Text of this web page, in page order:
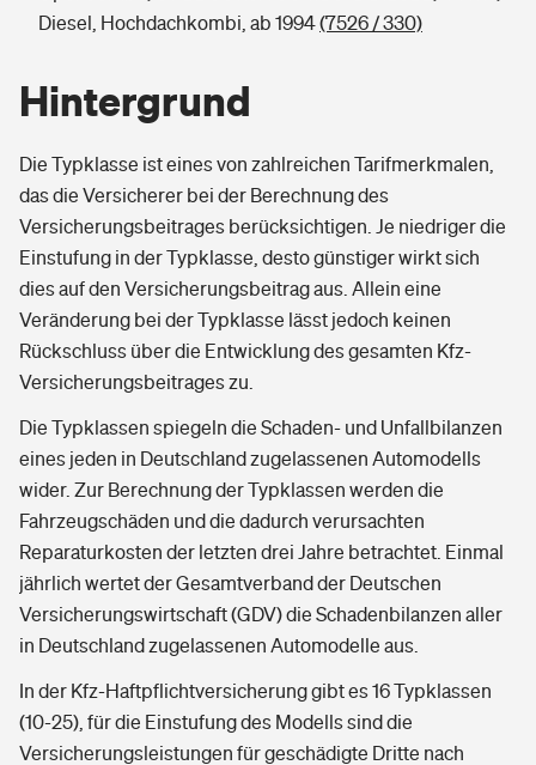
Diesel, Hochdachkombi, ab 1994(7526 / 330)
Hintergrund
Die Typklasse ist eines von zahlreichen Tarifmerkmalen,
das die Versicherer bei der Berechnung des
Versicherungsbeitrages berücksichtigen. Je niedriger die
Einstufung in der Typklasse, desto günstiger wirkt sich
dies auf den Versicherungsbeitrag aus. Allein eine
Veränderung bei der Typklasse lässt jedoch keinen
Rückschluss über die Entwicklung des gesamten Kfz-
Versicherungsbeitrages zu.
Die Typklassen spiegeln die Schaden- und Unfallbilanzen
eines jeden in Deutschland zugelassenen Automodells
wider. Zur Berechnung der Typklassen werden die
Fahrzeugschäden und die dadurch verursachten
Reparaturkosten der letzten drei Jahre betrachtet. Einmal
jährlich wertet der Gesamtverband der Deutschen
Versicherungswirtschaft (GDV) die Schadenbilanzen aller
in Deutschland zugelassenen Automodelle aus.
In der Kfz-Haftpflichtversicherung gibt es 16 Typklassen
(10-25), für die Einstufung des Modells sind die
Versicherungsleistungen für geschädigte Dritte nach